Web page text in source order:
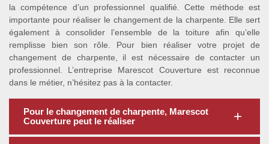
la compétence d’un professionnel qualifié. Cette méthode est
importante pour réaliser le changement de la charpente. Elle sert
également à consolider l’ensemble de la toiture afin qu’elle
remplisse bien son rôle. Pour bien réaliser votre projet de
changement de charpente, il est nécessaire de contacter un
professionnel. L’entreprise Marescot Couverture est reconnue
dans le métier, n’hésitez pas à la contacter.
Pour le changement de charpente, Marescot
Couverture peut le réaliser